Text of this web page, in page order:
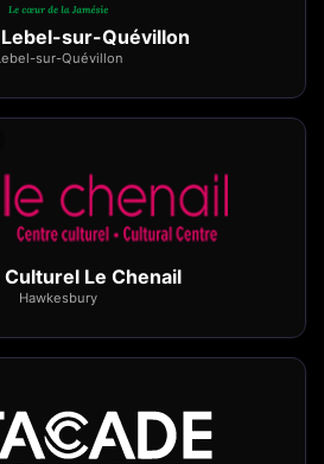
sur-Quévillon
sur-Quévillon
Le Chenail
Hawkesbury